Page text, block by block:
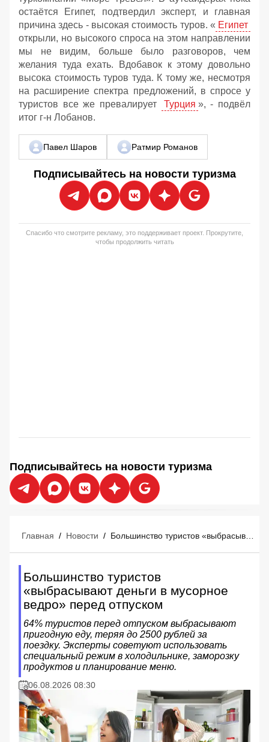
остаётся Египет, подтвердил эксперт, и главная
причина здесь - высокая стоимость туров. « Египет
открыли, но высокого спроса на этом направлении
мы не видим, больше было разговоров, чем
желания туда ехать. Вдобавок к этому довольно
высока стоимость туров туда. К тому же, несмотря
на расширение спектра предложений, в спросе у
туристов все же превалирует
Турция », - подвёл
итог г-н Лобанов.
Павел Шаров Ратмир Романов
Подписывайтесь на новости туризма
Спасибо что смотрите рекламу, это поддерживает проект. Прокрутите,
чтобы продолжить читать
Подписывайтесь на новости туризма
Главная / Новости /
Большинство туристов
«выбрасывают деньги в мусорное
ведро» перед отпуском
64% туристов перед отпуском выбрасывают
пригодную еду, теряя до 2500 рублей за
поездку. Эксперты советуют использовать
специальный режим в холодильнике, заморозку
продуктов и планирование меню.
06.08.2026 08:30